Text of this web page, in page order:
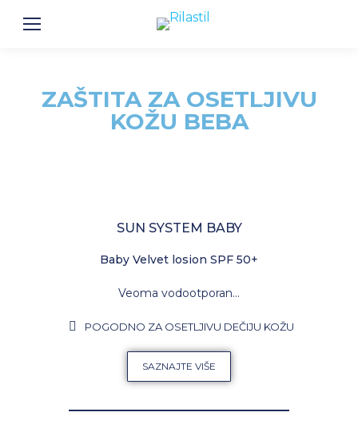
ZAŠTITA ZA OSETLJIVU
KOŽU BEBA
SUN SYSTEM BABY
Baby Velvet losion SPF 50+
Veoma vodootporan…
POGODNO ZA OSETLJIVU DEČIJU KOŽU
SAZNAJTE VIŠE